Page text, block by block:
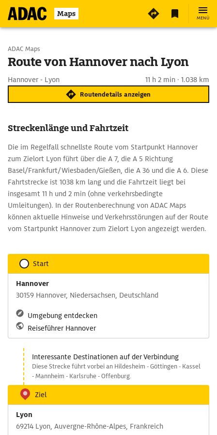
Maps MENÜ
Start wählen
ADAC Maps
Route von Hannover nach Lyon
Hannover - Lyon 11 h 2 min · 1.038 km
Routendetails anzeigen
Streckenlänge und Fahrtzeit
Die im Regelfall schnellste Route vom Startpunkt Hannover
zum Zielort Lyon führt über die A 7, die A 5 Richtung
Basel/Frankfurt/Wiesbaden/Gießen, die A 36 und die A 6. Diese
Fahrtstrecke ist 1038 km lang und die Fahrtzeit liegt bei
insgesamt 11 h und 2 min (ohne verkehrsbedingte
Umleitungen). In der Routenberechnung von ADAC Maps
können aktuelle Hinweise und Verkehrsstörungen auf der Route
vom Startpunkt Hannover zum Zielort Lyon angezeigt werden.
Start
Hannover
30159 Hannover, Niedersachsen, Deutschland
Umgebung entdecken
Reiseführer Hannover
Interessante Destinationen auf der Verbindung
Diese Strecke führt vorbei an Hildesheim - Göttingen - Kassel
- Mannheim - Karlsruhe - Offenburg.
Ziel
Lyon
69214 Lyon, Auvergne-Rhône-Alpes, Frankreich